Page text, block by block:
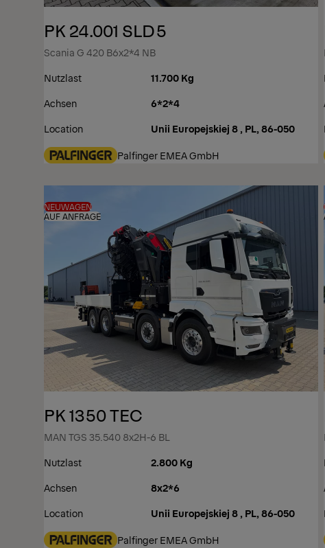
PK 24.001 SLD5
Scania G 420 B6x2*4 NB
Nutzlast
11.700 Kg
Achsen
6*2*4
Location
Unii Europejskiej 8 , PL, 86-050
Palfinger EMEA GmbH
NEUWAGEN
AUF ANFRAGE
PK 1350 TEC
MAN TGS 35.540 8x2H-6 BL
Nutzlast
2.800 Kg
Achsen
8x2*6
Location
Unii Europejskiej 8 , PL, 86-050
Palfinger EMEA GmbH